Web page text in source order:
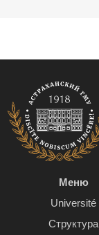
Меню
Université
Структура